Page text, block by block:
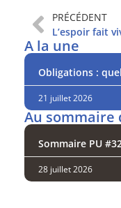
PRÉCÉDENT
A la une
Obligations :
21 juillet 2026
Au
Sommaire PU
28 juillet 2026